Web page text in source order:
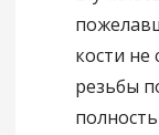
кости
резьбы